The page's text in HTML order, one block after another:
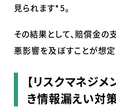
見られます*5。
その結果として、賠償金
悪影響を及ぼすことが想定
【リスクマネジ
き情報漏えい対